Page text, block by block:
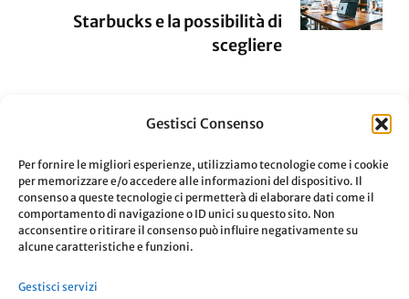
Gestisci Consenso
Per fornire le migliori esperienze, utilizziamo tecnologie come i cookie
per memorizzare e/o accedere alle informazioni del dispositivo. Il
consenso a queste tecnologie ci permetterà di elaborare dati come il
comportamento di navigazione o ID unici su questo sito. Non
acconsentire o ritirare il consenso può influire negativamente su
alcune caratteristiche e funzioni.
Gestisci servizi
Starbucks e la possibilità di
scegliere
LASCIA UN COMMENTO
commento.